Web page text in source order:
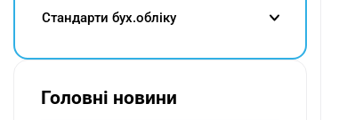
Cтандарти бух.обліку
Головні новини